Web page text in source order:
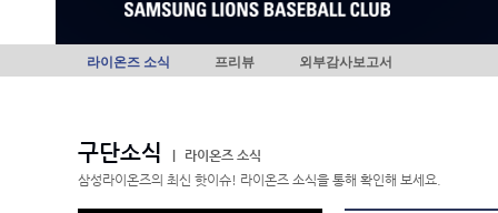
라이온즈 소식 프리뷰 외부감사보고서
구단소식
라이온즈 소식
삼성라이온즈의 최신 핫이슈! 라이온즈 소식을 통해 확인해 보세요.